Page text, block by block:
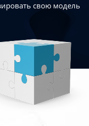
свою модель